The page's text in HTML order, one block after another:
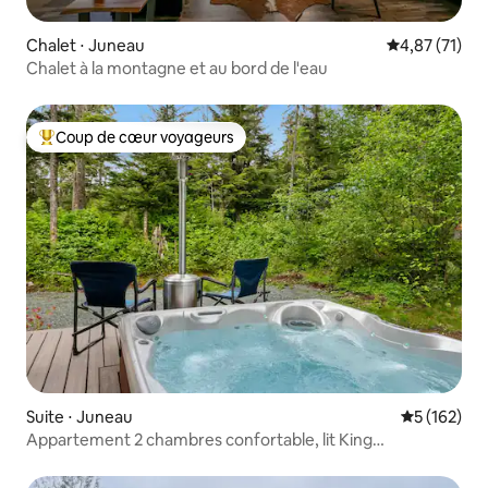
Chalet ⋅ Juneau Évaluation
4,87 (71)
Chalet à la montagne et au bord de l'eau
Coups de cœur voyageurs les plus appréciés
Coup de cœur voyageurs
Suite ⋅ Juneau Évaluation
5 (162)
Appartement 2 chambres confortable, lit King